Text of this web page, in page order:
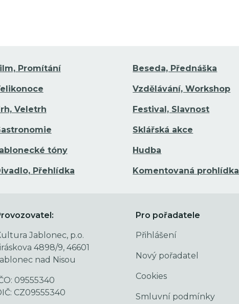
Promítání Beseda, Přednáška
Vzdělávání, Workshop
Veletrh Festival, Slavnost
Sklářská akce
tóny Hudba
Přehlídka Komentovaná prohlídka
Jablonec, p.o.
4898/9, 46601
nad Nisou
09555340
CZ09555340
Pro pořadatele
Přihlášení
Nový pořadatel
Cookies
Smluvní podmínky